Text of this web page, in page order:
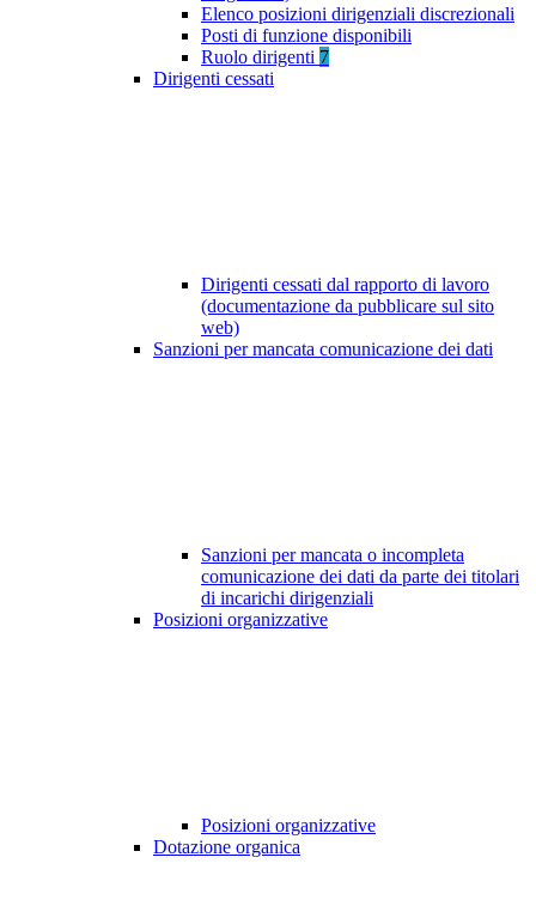
Elenco posizioni dirigenziali discrezionali
Posti di funzione disponibili
Ruolo dirigenti 7
Dirigenti cessati
Dirigenti cessati dal rapporto di lavoro
(documentazione da pubblicare sul sito
web)
Sanzioni per mancata comunicazione dei dati
Sanzioni per mancata o incompleta
comunicazione dei dati da parte dei titolari
di incarichi dirigenziali
Posizioni organizzative
Posizioni organizzative
Dotazione organica